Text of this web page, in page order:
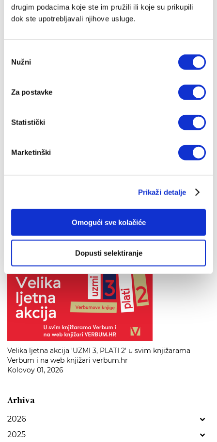
drugim podacima koje ste im pružili ili koje su prikupili
dok ste upotrebljavali njihove usluge.
pristanka
Nužni
Za postavke
Statistički
Marketinški
Prikaži detalje
Omogući sve kolačiće
Dopusti selektiranje
Kolovoy 03, 2026
Knjiga 'Edenbrooke' uz 40% popusta za članove kluba
Kolovoy 01, 2026
Velika ljetna akcija 'UZMI 3, PLATI 2' u svim knjižarama
Verbum i na web knjižari verbum.hr
Kolovoy 01, 2026
Arhiva
2026
2025